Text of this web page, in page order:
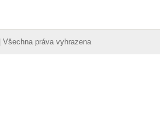
| Všechna práva vyhrazena